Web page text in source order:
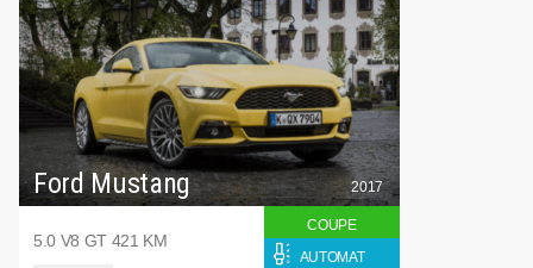
Ford Mustang
5.0 V8 GT 421 KM
2017
COUPE
AUTOMAT